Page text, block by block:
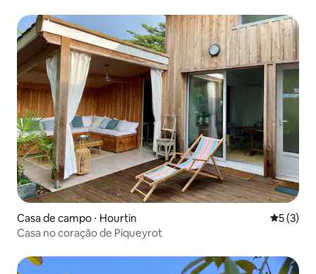
Casa de campo ⋅ Hourtin 5 de
5 (3)
Casa no coração de Piqueyrot